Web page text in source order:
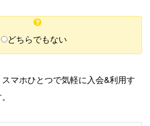
どちらでもない
マホひとつで気軽に入会&利用す